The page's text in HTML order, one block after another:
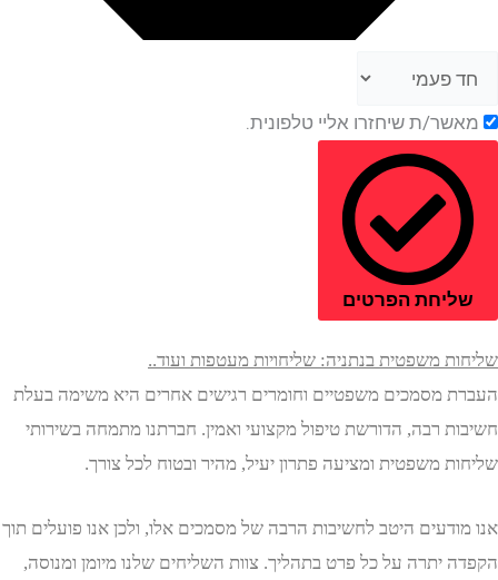
ת שיחזרו אליי טלפונית.
הפרטים
משפטית בנתניה: שליחויות מעטפות ועוד..
מסמכים משפטיים וחומרים רגישים אחרים היא משימה בעלת
רבה, הדורשת טיפול מקצועי ואמין. חברתנו מתמחה בשירותי
משפטית ומציעה פתרון יעיל, מהיר ובטוח לכל צורך.
היטב לחשיבות הרבה של מסמכים אלו, ולכן אנו פועלים תוך
יתרה על כל פרט בתהליך. צוות השליחים שלנו מיומן ומנוסה,